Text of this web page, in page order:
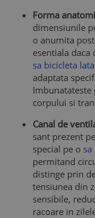
Forma
dimensiunile
o anumita
esentiala daca
sa bicicleta lata
adaptata
corpului si
Canal de
sant prezent
special pe o
permitand
distinge prin
tensiunea din
sensibile,
racoare in